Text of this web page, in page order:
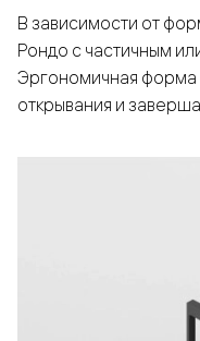
В зависимости от
Рондо с частичным
Эргономичная форма
открывания и